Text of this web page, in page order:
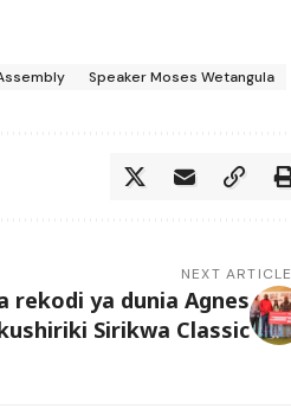
Speaker Moses Wetangula
NEXT ARTICLE
rekodi ya dunia Agnes
Sirikwa Classic